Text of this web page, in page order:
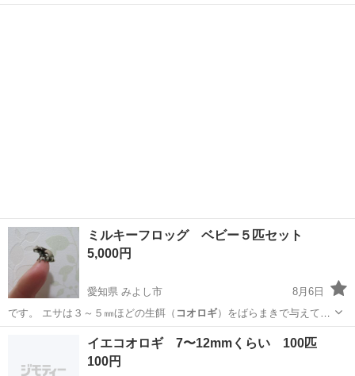
しているサシを与…
ミルキーフロッグ ベビー５匹セット
5,000円
愛知県 みよし市
8月6日
です。 エサは３～５㎜ほどの生餌（ コオロギ）をばらまきで与えてい
ます。 人工…みよし市 ベビー
イエコオロギ 7〜12mmくらい 100匹
100円